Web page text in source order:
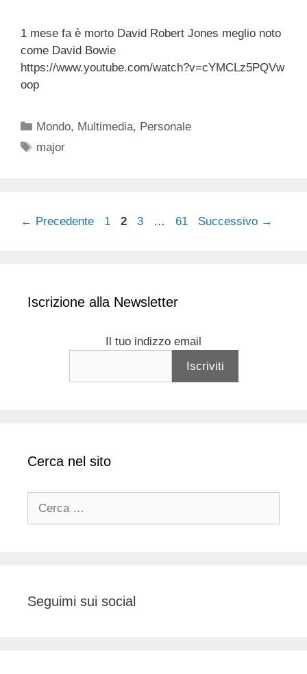
1 mese fa è morto David Robert Jones meglio noto
come David Bowie
https://www.youtube.com/watch?v=cYMCLz5PQVw
oop
Categorie
Mondo, Multimedia, Personale
Tag
major
← Precedente Pagina
1 Pagina
2 Pagina
3 … Pagina
61 Successivo →
Iscrizione alla Newsletter
Il tuo indizzo email
Cerca nel sito
Seguimi sui social